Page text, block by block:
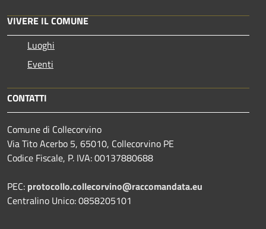
VIVERE IL COMUNE
Luoghi
Eventi
CONTATTI
Comune di Collecorvino
Via Tito Acerbo 5, 65010, Collecorvino PE
Codice Fiscale, P. IVA: 00137880688
PEC: protocollo.collecorvino@raccomandata.eu
Centralino Unico: 0858205101